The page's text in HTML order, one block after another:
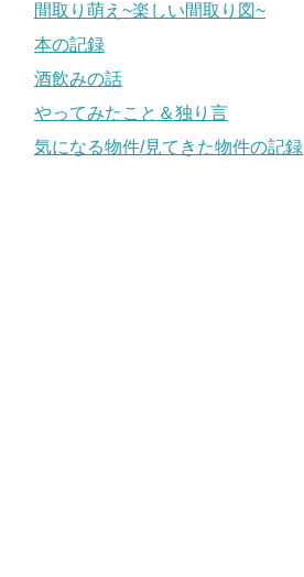
間取り萌え~楽しい間取り図~
本の記録
酒飲みの話
やってみたこと＆独り言
気になる物件/見てきた物件の記録